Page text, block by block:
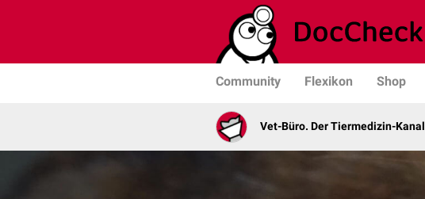
Community Flexikon Shop
Vet-Büro. Der Tiermedizin-Kanal